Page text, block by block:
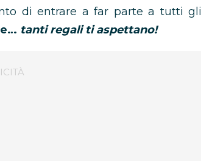
di entrare a far parte a tutti gli
tanti regali ti aspettano!